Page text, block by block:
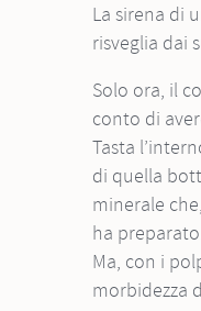
La sirena di una nave poco lontana lo
risveglia dai
Solo ora, il commissario si rende
conto di
Tasta
di quella
minerale
ha
Ma, con i
morbidezza